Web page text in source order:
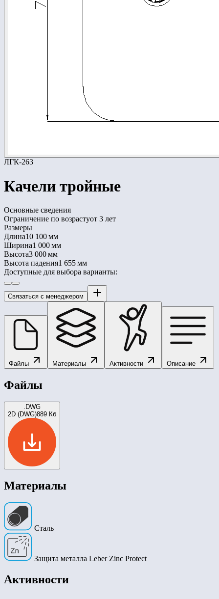
ЛГК-263
Качели тройные
Основные сведения
Ограничение по возрастуот 3 лет
Размеры
Длина10 100 мм
Ширина1 000 мм
Высота3 000 мм
Высота падения1 655 мм
Доступные для выбора варианты:
Связаться с менеджером
Файлы Материалы Активности Описание
Файлы
.DWG
2D (DWG)889 Кб
Материалы
Сталь
Защита металла Leber Zinc Protect
Активности